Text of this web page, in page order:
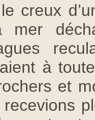
creux
mer
à
et